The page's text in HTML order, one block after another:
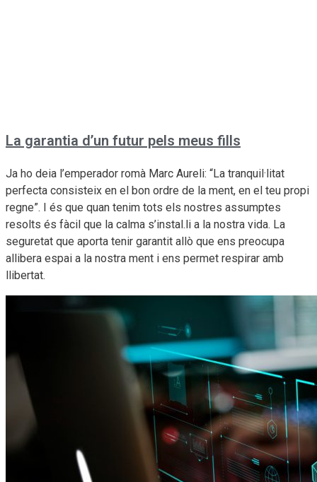
La garantia d’un futur pels meus fills
Ja ho deia l’emperador romà Marc Aureli: “La tranquil·litat
perfecta consisteix en el bon ordre de la ment, en el teu propi
regne”. I és que quan tenim tots els nostres assumptes
resolts és fàcil que la calma s’instal.li a la nostra vida. La
seguretat que aporta tenir garantit allò que ens preocupa
allibera espai a la nostra ment i ens permet respirar amb
llibertat.